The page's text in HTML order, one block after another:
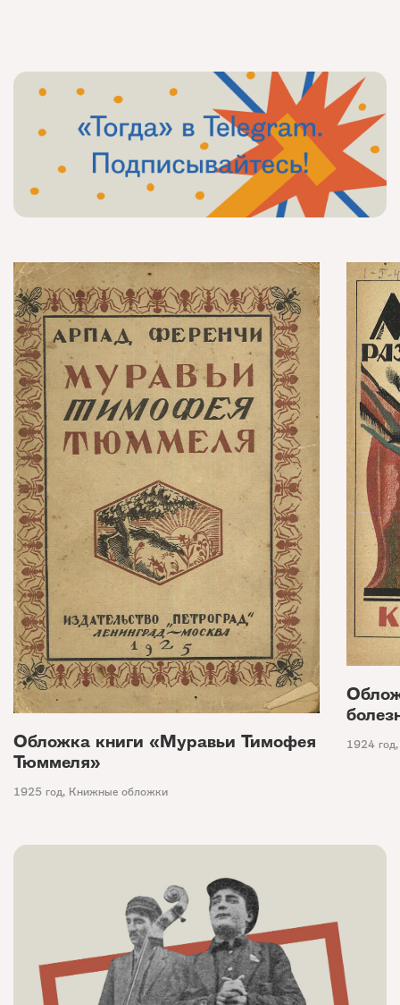
Обложка книги «Муравьи Тимофея
Тюммеля»
1925 год, Книжные обложки
1924 год